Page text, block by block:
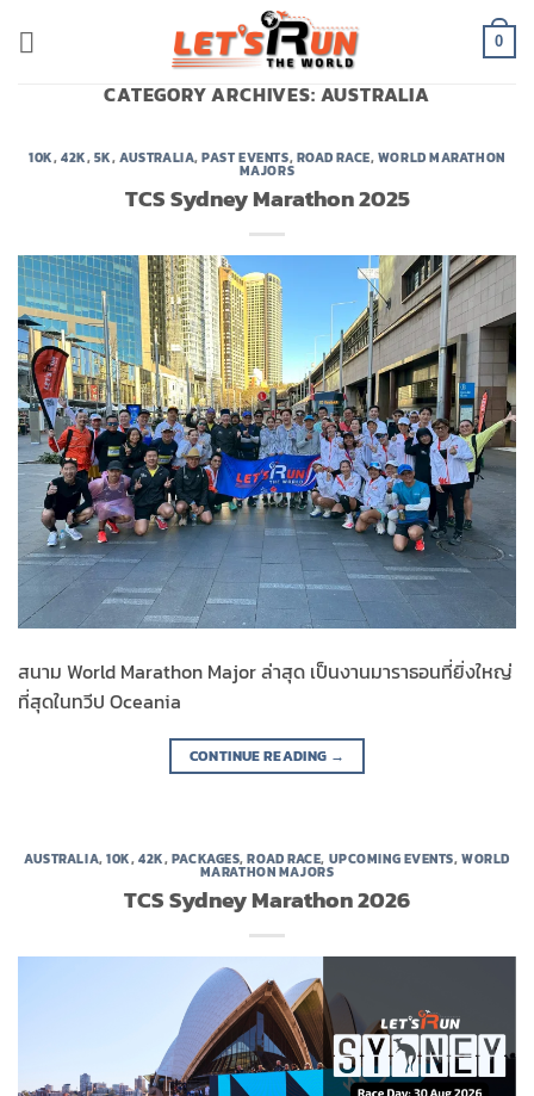
0
CATEGORY ARCHIVES: AUSTRALIA
10K,42K,5K,AUSTRALIA,PAST EVENTS,ROAD RACE,WORLD MARATHON
MAJORS
TCS Sydney Marathon 2025
สนาม World Marathon Major ล่าสุด เป็นงานมาราธอนที่ยิ่งใหญ่
ที่สุดในทวีป Oceania
CONTINUE READING →
AUSTRALIA,10K,42K,PACKAGES,ROAD RACE, UPCOMING EVENTS,WORLD
MARATHON MAJORS
TCS Sydney Marathon 2026